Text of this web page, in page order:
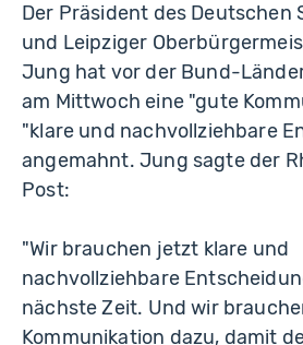
Der Präsident des Deutschen
und Leipziger
Jung hat vor der Bund-
am Mittwoch eine "gute
"klare und nachvollziehbare
angemahnt. Jung sagte der
Post:
"Wir brauchen jetzt klare und
nachvollziehbare
nächste Zeit. Und wir
Kommunikation dazu, damit